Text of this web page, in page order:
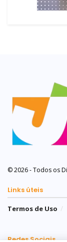
© 2026 - Todos os
Links úteis
Termos de Uso
Redes Sociais